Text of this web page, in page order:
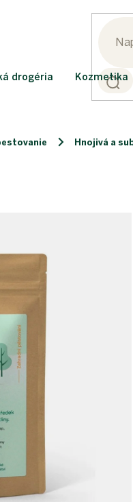
drogéria Kozmetika
Hnojivá a